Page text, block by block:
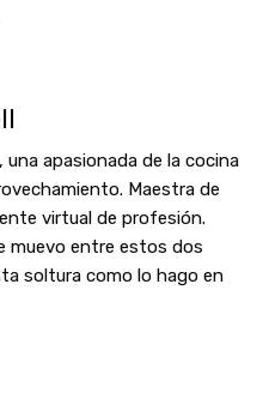
una apasionada de la cocina
Maestra de
virtual de profesión.
muevo entre estos dos
soltura como lo hago en